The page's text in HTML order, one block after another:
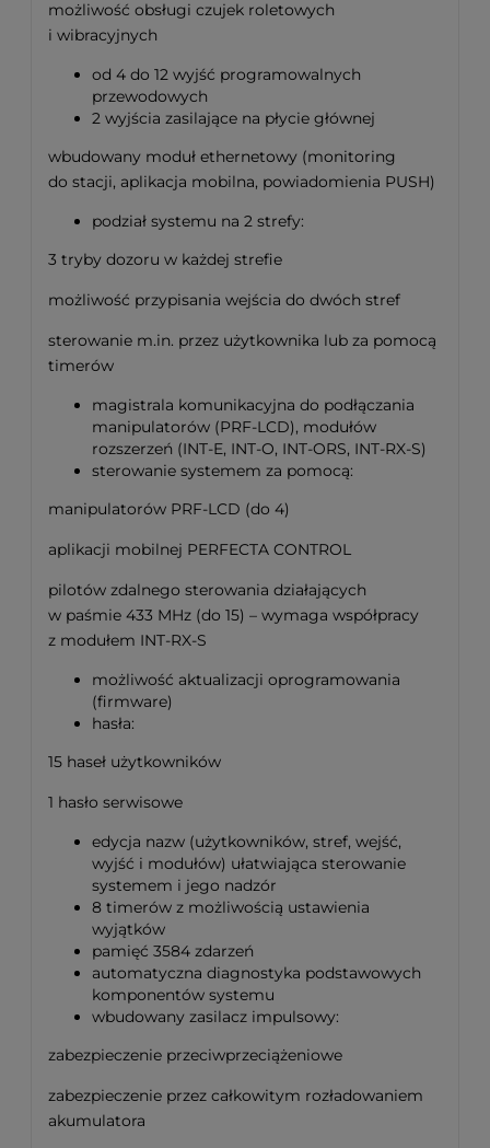
możliwość obsługi czujek roletowych
i wibracyjnych
od 4 do 12 wyjść programowalnych
przewodowych
2 wyjścia zasilające na płycie głównej
wbudowany moduł ethernetowy (monitoring
do stacji, aplikacja mobilna, powiadomienia PUSH)
podział systemu na 2 strefy:
3 tryby dozoru w każdej strefie
możliwość przypisania wejścia do dwóch stref
sterowanie m.in. przez użytkownika lub za pomocą
timerów
magistrala komunikacyjna do podłączania
manipulatorów (PRF-LCD), modułów
rozszerzeń (INT-E, INT-O, INT-ORS, INT-RX-S)
sterowanie systemem za pomocą:
manipulatorów PRF-LCD (do 4)
aplikacji mobilnej PERFECTA CONTROL
pilotów zdalnego sterowania działających
w paśmie 433 MHz (do 15) – wymaga współpracy
z modułem INT-RX-S
możliwość aktualizacji oprogramowania
(firmware)
hasła:
15 haseł użytkowników
1 hasło serwisowe
edycja nazw (użytkowników, stref, wejść,
wyjść i modułów) ułatwiająca sterowanie
systemem i jego nadzór
8 timerów z możliwością ustawienia
wyjątków
pamięć 3584 zdarzeń
automatyczna diagnostyka podstawowych
komponentów systemu
wbudowany zasilacz impulsowy:
zabezpieczenie przeciwprzeciążeniowe
zabezpieczenie przez całkowitym rozładowaniem
akumulatora